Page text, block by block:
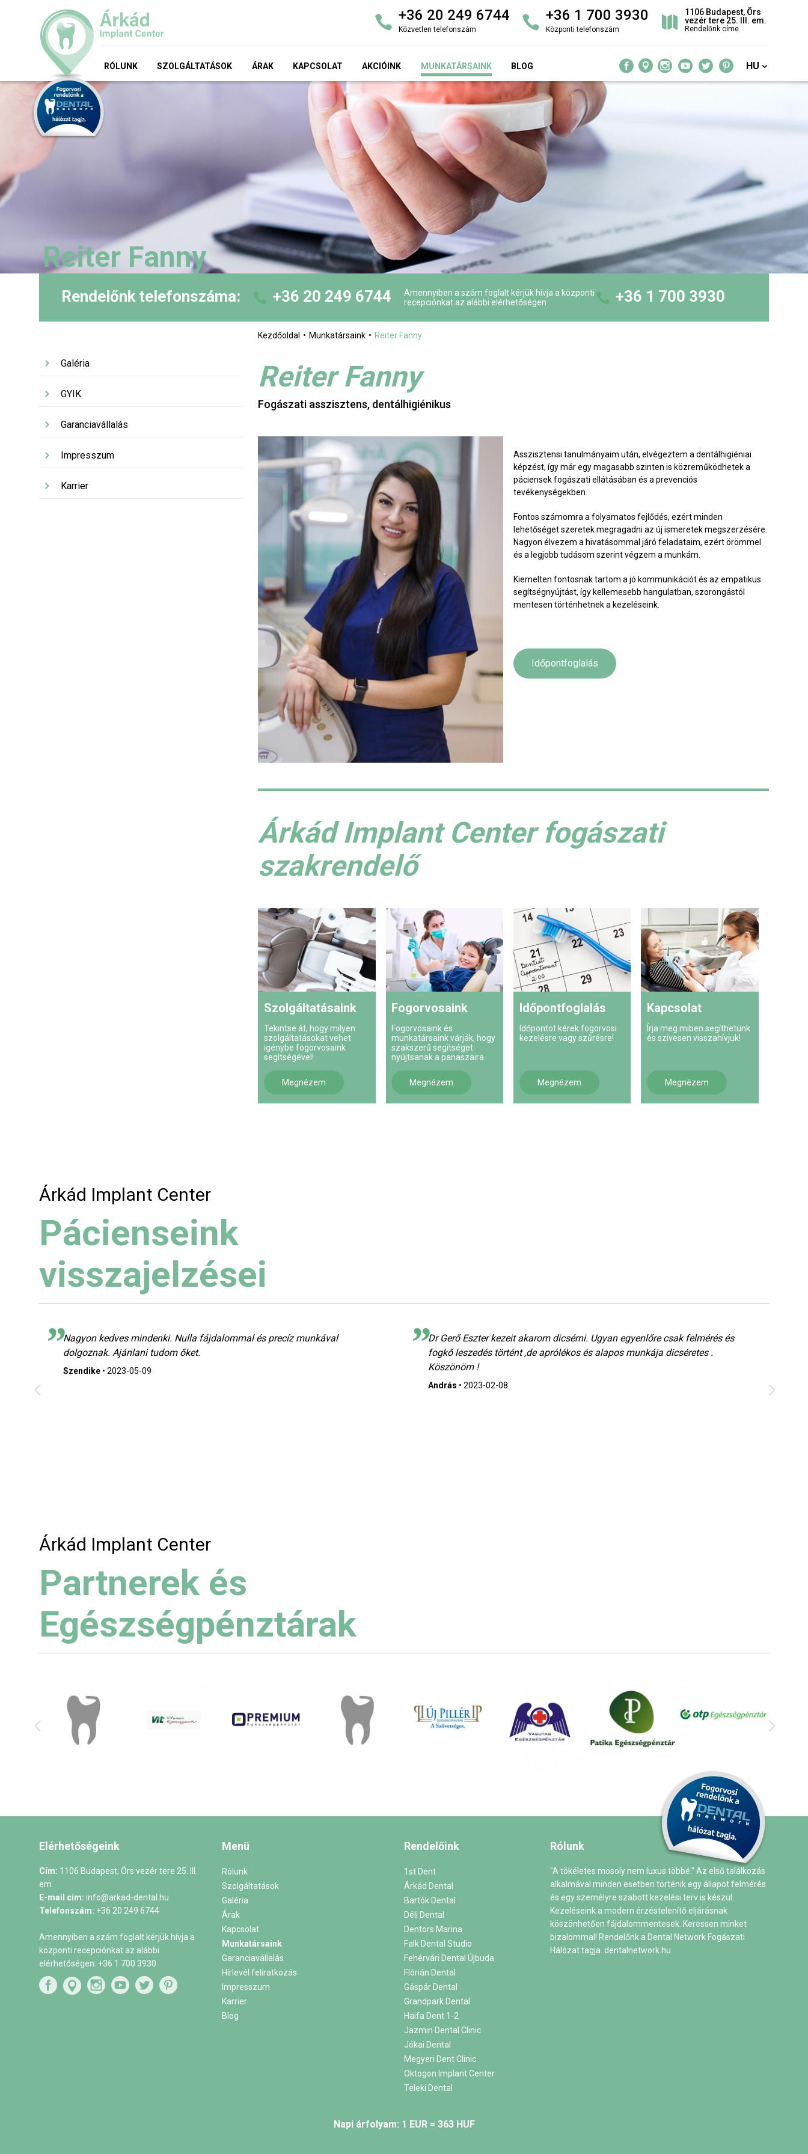
+36 20 249 6744
Közvetlen telefonszám
+36 1 700 3930
Központi telefonszám
1106 Budapest, Örs
vezér tere 25. III. em.
Rendelőnk címe
RÓLUNK SZOLGÁLTATÁSOK ÁRAK KAPCSOLAT AKCIÓINK MUNKATÁRSAINK BLOG HU
Reiter Fanny
Rendelőnk telefonszáma: +36 20 249 6744
Amennyiben a szám foglalt kérjük hívja a központi
recepciónkat az alábbi elérhetőségen
+36 1 700 3930
Galéria
GYIK
Garanciavállalás
Impresszum
Karrier
Kezdőoldal Munkatársaink Reiter Fanny
Reiter Fanny
Fogászati asszisztens, dentálhigiénikus
Asszisztensi tanulmányaim után, elvégeztem a dentálhigiéniai
képzést, így már egy magasabb szinten is közreműködhetek a
páciensek fogászati ellátásában és a prevenciós
tevékenységekben.
Fontos számomra a folyamatos fejlődés, ezért minden
lehetőséget szeretek megragadni az új ismeretek megszerzésére.
Nagyon élvezem a hivatásommal járó feladataim, ezért örömmel
és a legjobb tudásom szerint végzem a munkám.
Kiemelten fontosnak tartom a jó kommunikációt és az empatikus
segítségnyújtást, így kellemesebb hangulatban, szorongástól
mentesen történhetnek a kezeléseink.
Időpontfoglalás
Árkád Implant Center fogászati
szakrendelő
Szolgáltatásaink
Tekintse át, hogy milyen
szolgáltatásokat vehet
igénybe fogorvosaink
segítségével!
Megnézem
Fogorvosaink
Fogorvosaink és
munkatársaink várják, hogy
szakszerű segítséget
nyújtsanak a panaszaira.
Megnézem
Időpontfoglalás
Időpontot kérek fogorvosi
kezelésre vagy szűrésre!
Megnézem
Kapcsolat
Írja meg miben segíthetünk
és szívesen visszahívjuk!
Megnézem
Árkád Implant Center
Pácienseink
visszajelzései
Nagyon kedves mindenki. Nulla fájdalommal és precíz munkával
dolgoznak. Ajánlani tudom őket.
Szendike •2023-05-09
Dr Gerő Eszter kezeit akarom dicsérni. Ugyan egyenlőre csak felmérés és
fogkő leszedés történt ,de aprólékos és alapos munkája dicséretes .
Köszönöm !
András •2023-02-08
Árkád Implant Center
Partnerek és
Egészségpénztárak
Elérhetőségeink
Cím: 1106 Budapest, Örs vezér tere 25. III.
em.
E-mail cím: info@arkad-dental.hu
Telefonszám: +36 20 249 6744
Amennyiben a szám foglalt kérjük hívja a
központi recepciónkat az alábbi
elérhetőségen: +36 1 700 3930
Menü
Rólunk
Szolgáltatások
Galéria
Árak
Kapcsolat
Munkatársaink
Garanciavállalás
Hírlevél feliratkozás
Impresszum
Karrier
Blog
Rendelőink
1st Dent
Árkád Dental
Bartók Dental
Déli Dental
Dentors Marina
Falk Dental Studio
Fehérvári Dental Újbuda
Flórián Dental
Gáspár Dental
Grandpark Dental
Haifa Dent 1-2
Jazmin Dental Clinic
Jókai Dental
Megyeri Dent Clinic
Oktogon Implant Center
Teleki Dental
Rólunk
"A tökéletes mosoly nem luxus többé." Az első találkozás
alkalmával minden esetben történik egy állapot felmérés
és egy személyre szabott kezelési terv is készül.
Kezeléseink a modern érzéstelenítő eljárásnak
köszönhetően fájdalommentesek. Keressen minket
bizalommal! Rendelőnk a Dental Network Fogászati
Hálózat tagja. dentalnetwork.hu
Napi árfolyam: 1 EUR = 363 HUF